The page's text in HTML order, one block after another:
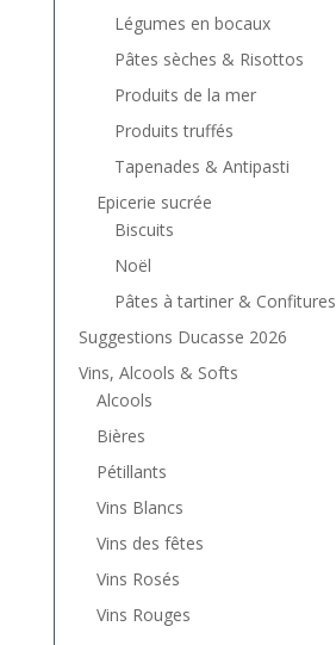
Légumes en bocaux
Pâtes sèches & Risottos
Produits de la mer
Produits truffés
Tapenades & Antipasti
Epicerie sucrée
Biscuits
Noël
Pâtes à tartiner & Confitures
Suggestions Ducasse 2026
Vins, Alcools & Softs
Alcools
Bières
Pétillants
Vins Blancs
Vins des fêtes
Vins Rosés
Vins Rouges